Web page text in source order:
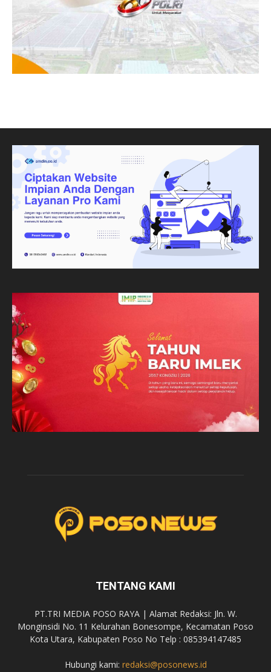
TENTANG KAMI
PT.TRI MEDIA POSO RAYA | Alamat Redaksi: Jln. W.
Monginsidi No. 11 Kelurahan Bonesompe, Kecamatan Poso
Kota Utara, Kabupaten Poso No Telp : 085394147485
Hubungi kami: redaksi@posonews.id